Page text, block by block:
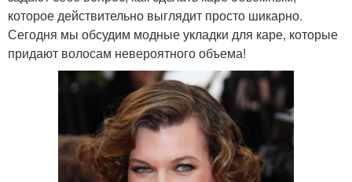
которое действительно выглядит просто шикарно.
Сегодня мы обсудим модные укладки для каре, которые
придают волосам невероятного объема!